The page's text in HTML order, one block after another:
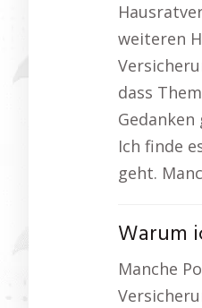
weiteren
dass
Ich finde
geht.
Warum
Manche